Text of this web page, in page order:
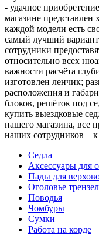
- удачное
магазине
каждой модели есть
самый лучший
сотрудники
относительно всех
важности расчёта
изготовлен ленчик;
расположения и
блоков, решёток под
купить выездковые
нашего магазина, все
наших сотрудников –
Седла
Аксессуары для
Пады для
Оголовье
Поводья
Чомбуры
Сумки
Работа на корде